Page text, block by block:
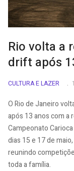
Rio volta a
drift após
CULTURA E LAZER
O Rio de Janeiro
após 13 anos com a
Campeonato
dias 15 e 17 de
reunindo
toda a família.